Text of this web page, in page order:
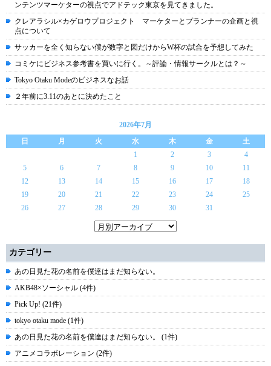
ンテンツマーケターの視点でアドテック東京を見てきました。
クレアラシル×カゲロウプロジェクト マーケターとプランナーの企画と視
点について
サッカーを全く知らない僕が数字と図だけからW杯の試合を予想してみた
コミケにビジネス参考書を買いに行く。～評論・情報サークルとは？～
Tokyo Otaku Modeのビジネスなお話
２年前に3.11のあとに決めたこと
2026年7月
日
月 火 水 木 金
土
1
2 3
4
5
6 7 8 9 10
11
12
13 14 15 16 17
18
19
20 21 22 23 24
25
26
27 28 29 30 31
カテゴリー
あの日見た花の名前を僕達はまだ知らない。
AKB48×ソーシャル (4件)
Pick Up! (21件)
tokyo otaku mode (1件)
あの日見た花の名前を僕達はまだ知らない。 (1件)
アニメコラボレーション (2件)